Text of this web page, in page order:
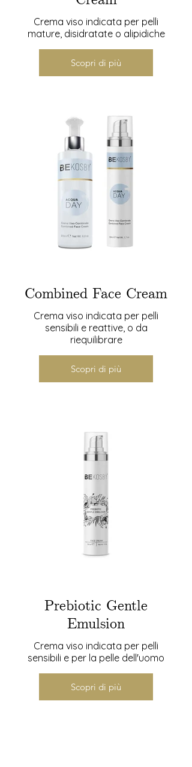
Crema viso indicata per pelli
mature, disidratate o alipidiche
Scopri di più
Combined Face Cream
Crema viso indicata per pelli
sensibili e reattive, o da
riequilibrare
Scopri di più
Prebiotic Gentle
Emulsion
Crema viso indicata per pelli
sensibili e per la pelle dell'uomo
Scopri di più